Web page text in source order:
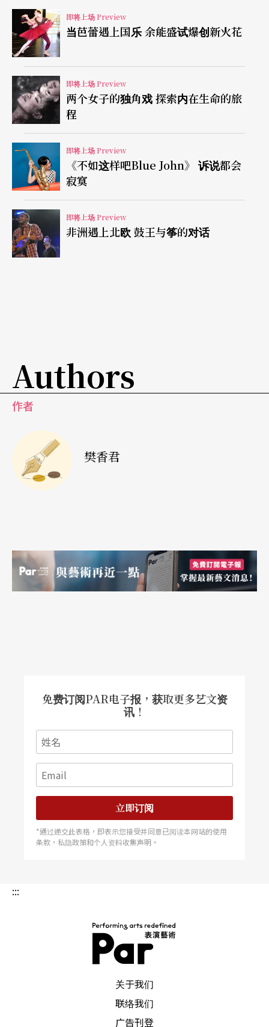
亦将于新北投71园区举办免费的工作坊、讲座与大
师课程。未来，体相以长期交流计划作为思考方
向，已与新加坡方签订三年合作备忘录，日本考古
文化遗产保存计划亦于今年底展开，下一个十五
年，体相期许自己，振翅高飞。
即将上场 Preview
当芭蕾遇上国乐 余能盛试爆创新火花
即将上场 Preview
两个女子的独角戏 探索内在生命的旅
程
即将上场 Preview
《不如这样吧Blue John》 诉说都会
寂寞
即将上场 Preview
非洲遇上北欧 鼓王与筝的对话
Authors
作者
樊香君
免费订阅PAR电子报，获取更多艺文资
讯！
立即订阅
*通过递交此表格，即表示您接受并同意已阅读本网站的使用
条款，私隐政策和个人资料收集声明。
:::
关于我们
联络我们
广告刊登